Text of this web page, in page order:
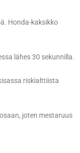
Honda-kaksikko
lähes 30 sekunnilla.
riskialttiista
joten mestaruus